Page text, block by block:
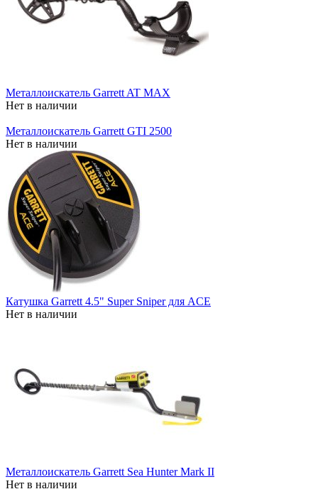
Металлоискатель Garrett AT MAX
Нет в наличии
Металлоискатель Garrett GTI 2500
Нет в наличии
Катушка Garrett 4.5" Super Sniper для ACE
Нет в наличии
Металлоискатель Garrett Sea Hunter Mark II
Нет в наличии